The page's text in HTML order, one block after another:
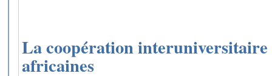
La coopération interuniversitaire
africaines